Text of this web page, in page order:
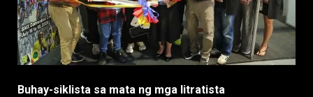
Buhay-siklista sa mata ng mga litratista